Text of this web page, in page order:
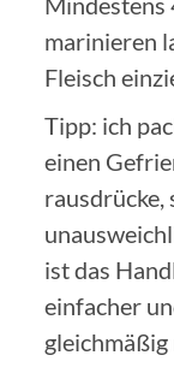
marinieren
Fleisch
Tipp: ich
einen
rausdrücke,
ist das
einfacher